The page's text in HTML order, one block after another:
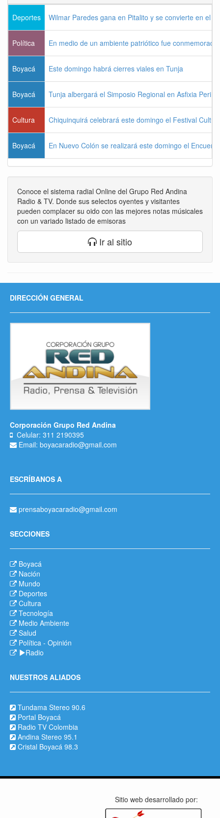
Deportes Wilmar Paredes gana en Pitalito y se convierte en el
Política En medio de un ambiente patriótico fue
Boyacá Este domingo habrá cierres viales en Tunja
Boyacá Tunja albergará el Simposio Regional en Asfixia
Cultura Chiquinquirá celebrará este domingo el Festival
Boyacá En Nuevo Colón se realizará este domingo el
Conoce el sistema radial Online del Grupo Red Andina
Radio & TV. Donde sus selectos oyentes y visitantes
pueden complacer su oido con las mejores notas músicales
con un variado listado de emisoras
Ir al sitio
DIRECCIÓN GENERAL
Corporación Grupo Red Andina
Celular: 311 2190395
Email: boyacaradio@gmail.com
ESCRÍBANOS A
prensaboyacaradio@gmail.com
SECCIONES
Boyacá
Nación
Mundo
Deportes
Cultura
Tecnología
Medio Ambiente
Salud
Política - Opinión
Radio
NUESTROS ALIADOS
Tundama Stereo 90.6
Portal Boyacá
Radio TV Colombia
Andina Stereo 95.1
Cristal Boyacá 98.3
Sitio web desarrollado por: